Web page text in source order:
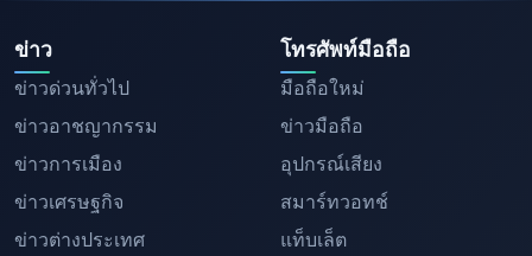
ข่าว
ข่าวด่วนทั่วไป
ข่าวอาชญากรรม
ข่าวการเมือง
ข่าวเศรษฐกิจ
ข่าวต่างประเทศ
โทรศัพท์มือถือ
มือถือใหม่
ข่าวมือถือ
อุปกรณ์เสียง
สมาร์ทวอทช์
แท็บเล็ต